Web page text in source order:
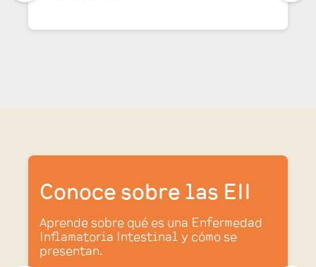
Conoce sobre las EII
Aprende sobre qué es una Enfermedad
Inflamatoria Intestinal y cómo se
presentan.